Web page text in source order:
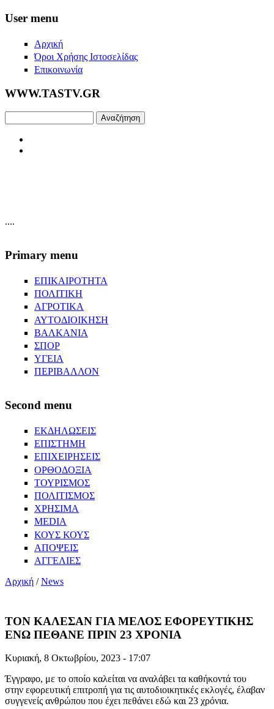
Skip to main content
User menu
Αρχική
Όροι Χρήσης Ιστοσελίδας
Επικοινωνία
WWW.TASTV.GR
....
Primary menu
ΕΠΙΚΑΙΡΟΤΗΤΑ
ΠΟΛΙΤΙΚΗ
ΑΓΡΟΤΙΚΑ
ΑΥΤΟΔΙΟΙΚΗΣΗ
ΒΑΛΚΑΝΙΑ
ΣΠΟΡ
ΥΓΕΙΑ
ΠΕΡΙΒΑΛΛΟΝ
Second menu
ΕΚΔΗΛΩΣΕΙΣ
ΕΠΙΣΤΗΜΗ
ΕΠΙΧΕΙΡΗΣΕΙΣ
ΟΡΘΟΔΟΞΙΑ
ΤΟΥΡΙΣΜΟΣ
ΠΟΛΙΤΙΣΜΟΣ
ΧΡΗΣΙΜΑ
MEDIA
ΚΟΥΣ ΚΟΥΣ
ΑΠΟΨΕΙΣ
ΑΓΓΕΛΙΕΣ
Αρχική /News
ΤΟΝ ΚΑΛΕΣΑΝ ΓΙΑ ΜΕΛΟΣ ΕΦΟΡΕΥΤΙΚΗΣ
ΕΝΩ ΠΕΘΑΝΕ ΠΡΙΝ 23 ΧΡΟΝΙΑ
Κυριακή, 8 Οκτωβρίου, 2023 - 17:07
Έγγραφο, με το οποίο καλείται να αναλάβει τα καθήκοντά του
στην εφορευτική επιτροπή για τις αυτοδιοικητικές εκλογές, έλαβαν
συγγενείς ανθρώπου που έχει πεθάνει εδώ και 23 χρόνια.